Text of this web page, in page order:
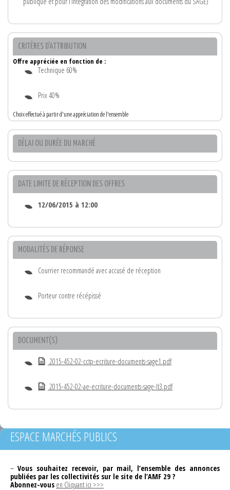
CRITÈRES D'ATTRIBUTION
Offre appréciée en fonction de :
Technique 60%
Prix 40%
Choix effectué à partir d'une appréciation de l'ensemble
DÉLAI OU DURÉE DU MARCHÉ
DATE LIMITE DE RÉCEPTION DES OFFRES
12/06/2015 à 12:00
MODALITÉS DE RÉPONSE
Courrier recommandé avec accusé de réception
Porteur contre récépissé
DOCUMENT(S)
2015-452-02-cctp-ecriture-documents-sage1.pdf
2015-452-02-ae-ecriture-documents-sage-lt3.pdf
ESPACE MARCHÉS PUBLICS
– Vous souhaitez recevoir, par mail, l’ensemble des annonces
publiées par les collectivités sur le site de l’AMF 29 ?
Abonnez-vous en Cliquant ici >>>